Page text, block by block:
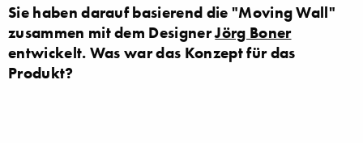
Sie haben darauf basierend die "Moving Wall"
zusammen mit dem DesignerJörg Boner
entwickelt. Was war das Konzept für das
Produkt?